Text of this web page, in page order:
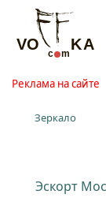
Реклама на сайте
Зеркало
Эскорт